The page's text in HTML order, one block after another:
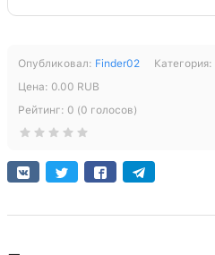
Опубликовал: Finder02 Категория:
Цена: 0.00 RUB
Рейтинг: 0 (0 голосов)